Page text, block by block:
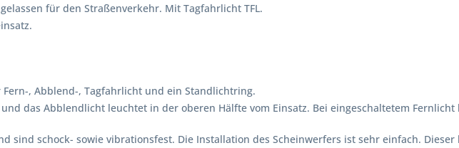
für den Straßenverkehr. Mit Tagfahrlicht TFL.
, Abblend-, Tagfahrlicht und ein Standlichtring.
das Abblendlicht leuchtet in der oberen Hälfte vom Einsatz. Bei eingeschaltetem
sind schock- sowie vibrationsfest. Die Installation des Scheinwerfers ist sehr einfach.